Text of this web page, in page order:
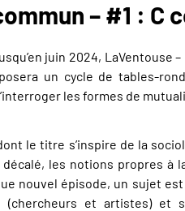
– #1 : C
juin 2024, LaVentouse
un cycle de tables-
les formes de
le titre s’inspire de la
décalé, les notions propres à
nouvel épisode, un sujet
(chercheurs et artistes) et